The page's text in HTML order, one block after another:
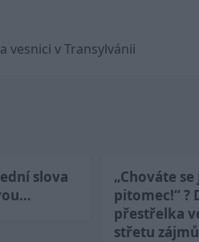
vesnici v Transylvánii
slova
„Chováte
pitomec!“ ?
přestřelka
střetu